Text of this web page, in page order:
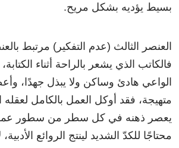
بسيط يؤديه بشكل مريح.
العنصر الثالث (عدم التفكير) مرتبط
فالكاتب الذي يشعر بالراحة أثناء
الواعي هادئ وساكن ولا يبذل جهدًا،
متهيجة، فقد أوكل العمل بالكامل لعقله
يعصر ذهنه في كل سطر من سطور عمله
محتاجًا للكدّ الشديد لينتج الروائع